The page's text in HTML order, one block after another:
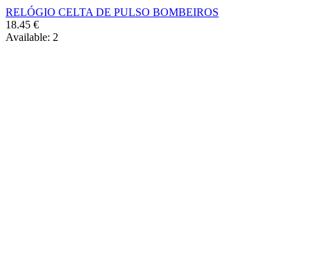
RELÓGIO CELTA DE PULSO BOMBEIROS
18.45 €
Available: 2